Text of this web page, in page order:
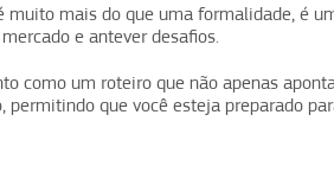
muito mais do que uma formalidade, é
e antever desafios.
como um roteiro que não apenas
permitindo que você esteja preparado